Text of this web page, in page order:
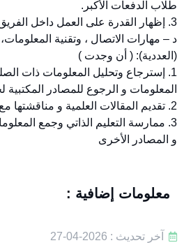
طلاب الدفعات الأكبر.
3. إظهار القدرة على العمل داخل الفريق.
د – مهارات الاتصال ، وتقنية
(العددية): ( أن وجدت )
1. إسترجاع وتحليل المعلومات ذات
المعلومات و الرجوع للمصادر المكتبية
2. تقديم المقالات العلمية و مناقشتها مع الزملاء
3. ممارسة التعليم الذاتي وجمع
و المصادر الأخرى
معلومات إضافية :
آخر تحديث : 2026-04-27